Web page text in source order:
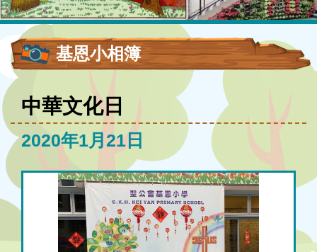
基恩小相簿
中華文化日
2020年1月21日